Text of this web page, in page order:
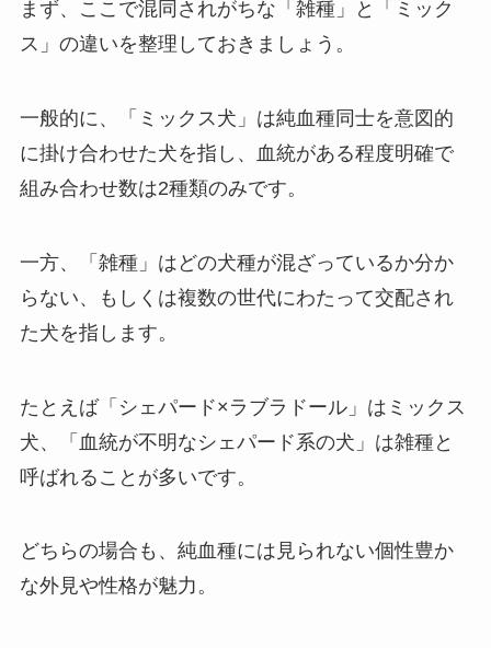
まず、ここで混同されがちな「雑種」と「ミック
ス」の違いを整理しておきましょう。
一般的に、「ミックス犬」は純血種同士を意図的
に掛け合わせた犬を指し、血統がある程度明確で
組み合わせ数は2種類のみです。
一方、「雑種」はどの犬種が混ざっているか分か
らない、もしくは複数の世代にわたって交配され
た犬を指します。
たとえば「シェパード×ラブラドール」はミックス
犬、「血統が不明なシェパード系の犬」は雑種と
呼ばれることが多いです。
どちらの場合も、純血種には見られない個性豊か
な外見や性格が魅力。